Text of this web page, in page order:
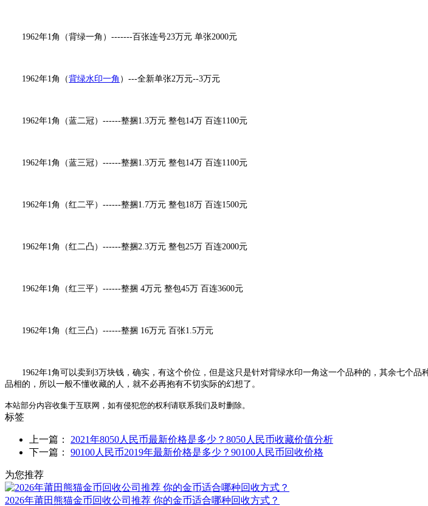
1962年1角（背绿一角）-------百张连号23万元 单张2000元
1962年1角（背绿水印一角 ）---全新单张2万元--3万元
1962年1角（蓝二冠）------整捆1.3万元 整包14万 百连1100元
1962年1角（蓝三冠）------整捆1.3万元 整包14万 百连1100元
1962年1角（红二平）------整捆1.7万元 整包18万 百连1500元
1962年1角（红二凸）------整捆2.3万元 整包25万 百连2000元
1962年1角（红三平）------整捆 4万元 整包45万 百连3600元
1962年1角（红三凸）------整捆 16万元 百张1.5万元
1962年1角可以卖到3万块钱，确实，有这个价位，但是这只是针对背绿水印一角这一个品种的，其余七个
品相的，所以一般不懂收藏的人，就不必再抱有不切实际的幻想了。
本站部分内容收集于互联网，如有侵犯您的权利请联系我们及时删除。
标签
上一篇： 2021年8050人民币最新价格是多少？8050人民币收藏价值分析
下一篇： 90100人民币2019年最新价格是多少？90100人民币回收价格
为您推荐
2026年莆田熊猫金币回收公司推荐 你的金币适合哪种回收方式？